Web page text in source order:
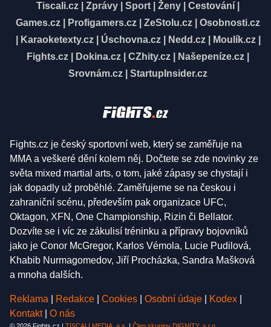
Tiscali.cz Zprávy Sport Ženy Cestování
Games.cz
Profigamers.cz ZeStolu.cz
Osobnosti.cz
Karaoketexty.cz| Úschovna.cz| Nedd.cz| Moulík.cz|
Fights.cz
Dokina.cz CZhity.cz Našepeníze.cz
Srovnám.cz
StartupInsider.cz
Fights.cz je český sportovní web, který se zaměřuje na
MMA a veškeré dění kolem něj. Dočtete se zde novinky ze
světa mixed martial arts, o tom, jaké zápasy se chystají i
jak dopadly už proběhlé. Zaměřujeme se na českou i
zahraniční scénu, především pak organizace UFC,
Oktagon, XFN, One Championship, Rizin či Bellator.
Dozvíte se i víc ze zákulisí tréninku a přípravy bojovníků
jako je Conor McGregor, Karlos Vémola, Lucie Pudilová,
Khabib Nurmagomedov, Jiří Procházka, Sandra Mašková
a mnoha dalších.
Reklama Redakce Cookies Osobní údaje Kodex
Kontakt
O nás